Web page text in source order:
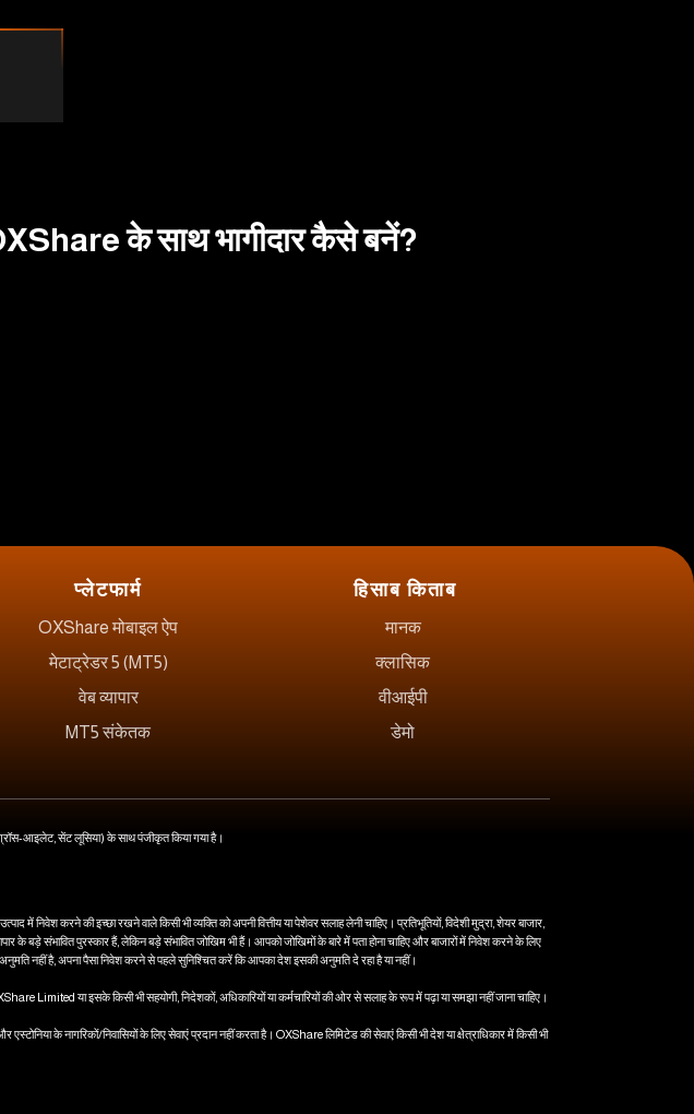
के साथ भागीदार कैसे बनें?
प्लेटफार्म
OXShare मोबाइल ऐप
मेटाट्रेडर 5 (MT5)
वेब व्यापार
MT5 संकेतक
हिसाब किताब
मानक
क्लासिक
वीआईपी
डेमो
ग्रॉस-आइलेट, सेंट लूसिया) के साथ पंजीकृत किया गया है।
करने की इच्छा रखने वाले किसी भी व्यक्ति को अपनी वित्तीय या पेशेवर सलाह लेनी चाहिए। प्रतिभूतियों, विदेशी मुद्रा, शेयर बाजार,
के बड़े संभावित पुरस्कार हैं, लेकिन बड़े संभावित जोखिम भी हैं। आपको जोखिमों के बारे में पता होना चाहिए और बाजारों में निवेश करने के लिए
नहीं है, अपना पैसा निवेश करने से पहले सुनिश्चित करें कि आपका देश इसकी अनुमति दे रहा है या नहीं।
Limited या इसके किसी भी सहयोगी, निदेशकों, अधिकारियों या कर्मचारियों की ओर से सलाह के रूप में पढ़ा या समझा नहीं जाना चाहिए।
के नागरिकों/निवासियों के लिए सेवाएं प्रदान नहीं करता है। OXShare लिमिटेड की सेवाएं किसी भी देश या क्षेत्राधिकार में किसी भी